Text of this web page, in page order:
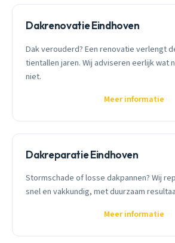
Dakrenovatie Eindhoven
Dak verouderd? Een renovatie verlengt
tientallen jaren. Wij adviseren eerlijk wat
niet.
Meer informatie
Dakreparatie Eindhoven
Stormschade of losse dakpannen? Wij
snel en vakkundig, met duurzaam
Meer informatie